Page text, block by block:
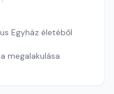
Egyház életéből
megalakulása